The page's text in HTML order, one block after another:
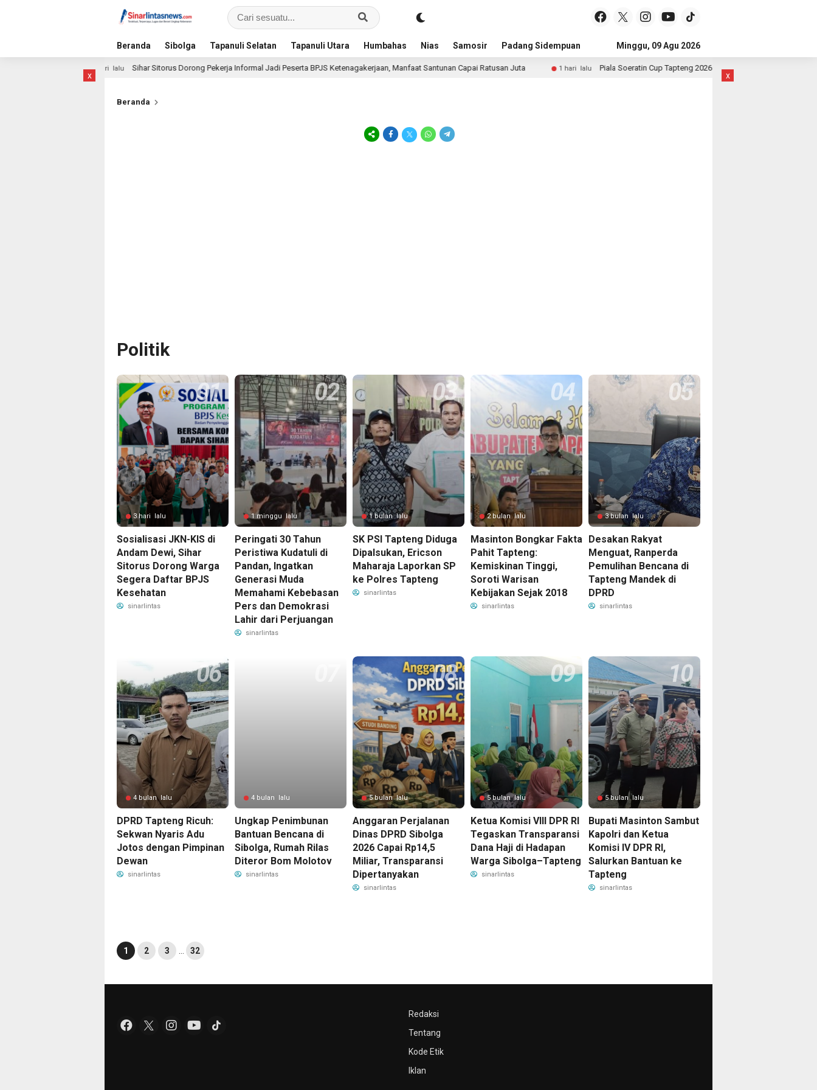
Beranda Sibolga Tapanuli Selatan Tapanuli Utara Humbahas Nias Samosir Padang Sidempuan Subulussalam Mandailing Natal
Minggu, 09 Agu 2026
x
Sihar Sitorus Dorong Pekerja Informal Jadi Peserta BPJS Ketenagakerjaan, Manfaat Santunan Capai Ratusan Juta 1 hari lalu Piala Soeratin Cup Tapteng 2026 Resmi Ditutup, Pastob FC dan Sahata FC
Beranda
Politik
3 hari lalu
Sosialisasi JKN-KIS di
Andam Dewi, Sihar
Sitorus Dorong Warga
Segera Daftar BPJS
Kesehatan
sinarlintas
1 minggu lalu
Peringati 30 Tahun
Peristiwa Kudatuli di
Pandan, Ingatkan
Generasi Muda
Memahami Kebebasan
Pers dan Demokrasi
Lahir dari Perjuangan
sinarlintas
1 bulan lalu
SK PSI Tapteng Diduga
Dipalsukan, Ericson
Maharaja Laporkan SP
ke Polres Tapteng
sinarlintas
2 bulan lalu
Masinton Bongkar Fakta
Pahit Tapteng:
Kemiskinan Tinggi,
Soroti Warisan
Kebijakan Sejak 2018
sinarlintas
3 bulan lalu
Desakan Rakyat
Menguat, Ranperda
Pemulihan Bencana di
Tapteng Mandek di
DPRD
sinarlintas
4 bulan lalu
DPRD Tapteng Ricuh:
Sekwan Nyaris Adu
Jotos dengan Pimpinan
Dewan
sinarlintas
4 bulan lalu
Ungkap Penimbunan
Bantuan Bencana di
Sibolga, Rumah Rilas
Diteror Bom Molotov
sinarlintas
5 bulan lalu
Anggaran Perjalanan
Dinas DPRD Sibolga
2026 Capai Rp14,5
Miliar, Transparansi
Dipertanyakan
sinarlintas
5 bulan lalu
Ketua Komisi VIII DPR RI
Tegaskan Transparansi
Dana Haji di Hadapan
Warga Sibolga–Tapteng
sinarlintas
5 bulan lalu
Bupati Masinton Sambut
Kapolri dan Ketua
Komisi IV DPR RI,
Salurkan Bantuan ke
Tapteng
sinarlintas
1 2 3 32
x
Redaksi
Tentang
Kode Etik
Iklan